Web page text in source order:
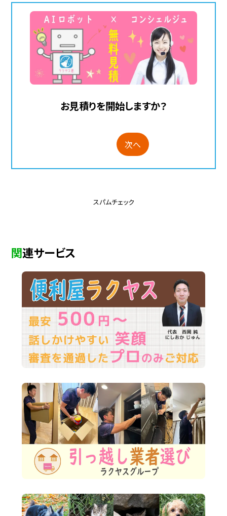
お見積りを開始しますか？
次へ
スパムチェック
関連サービス